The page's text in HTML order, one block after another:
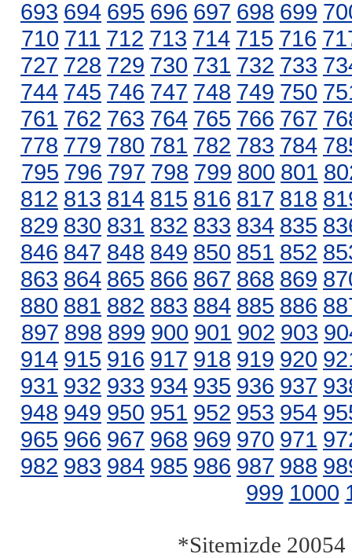
693 694 695 696 697 698 699
710 711 712 713 714 715 716
727 728 729 730 731 732 733
744 745 746 747 748 749 750
761 762 763 764 765 766 767
778 779 780 781 782 783 784
795 796 797 798 799 800 801
812 813 814 815 816 817 818
829 830 831 832 833 834 835
846 847 848 849 850 851 852
863 864 865 866 867 868 869
880 881 882 883 884 885 886
897 898 899 900 901 902 903
914 915 916 917 918 919 920
931 932 933 934 935 936 937
948 949 950 951 952 953 954
965 966 967 968 969 970 971
982 983 984 985 986 987 988
999 1000
*Sitemizde 20054